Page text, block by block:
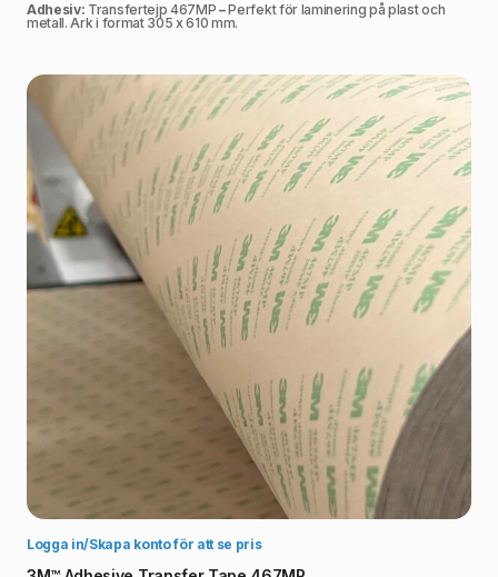
Adhesiv: Transfertejp 467MP –Perfekt för laminering på plast och
metall. Ark i format 305 x 610 mm.
Logga in/Skapa konto för att se pris